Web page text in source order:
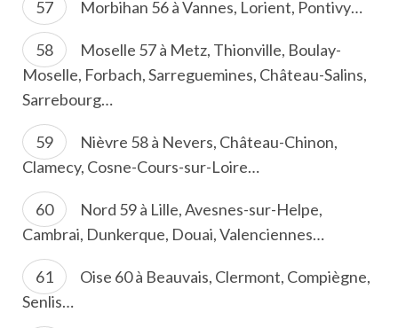
Morbihan 56 à Vannes, Lorient, Pontivy…
Moselle 57 à Metz, Thionville, Boulay-
Moselle, Forbach, Sarreguemines, Château-Salins,
Sarrebourg…
Nièvre 58 à Nevers, Château-Chinon,
Clamecy, Cosne-Cours-sur-Loire…
Nord 59 à Lille, Avesnes-sur-Helpe,
Cambrai, Dunkerque, Douai, Valenciennes…
Oise 60 à Beauvais, Clermont, Compiègne,
Senlis…